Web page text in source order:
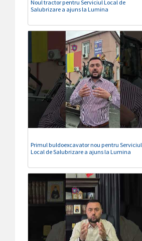
Noul tractor pentru Serviciul Local de
Salubrizare a ajuns la Lumina
Primul buldoexcavator nou pentru Serviciul
Local de Salubrizare a ajuns la Lumina